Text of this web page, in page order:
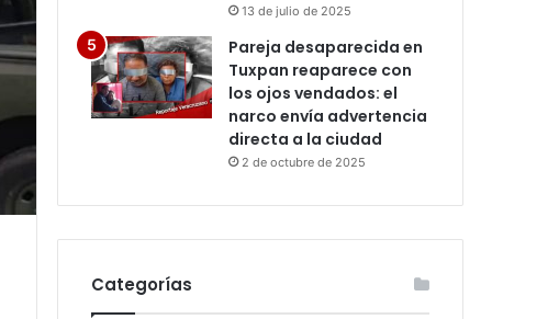
13 de julio de 2025
Pareja desaparecida en
Tuxpan reaparece con
los ojos vendados: el
narco envía advertencia
directa a la ciudad
2 de octubre de 2025
Categorías